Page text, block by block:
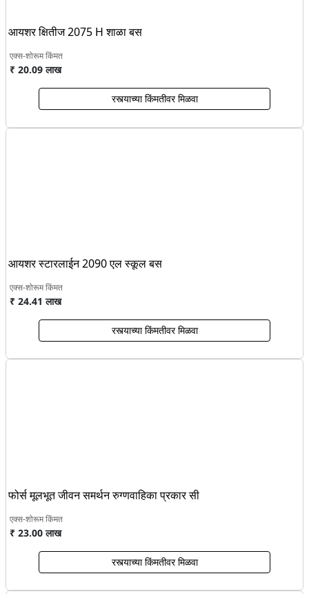
आयशर क्षितीज 2075 H शाळा बस
एक्स-शोरूम किंमत
₹ 20.09 लाख
रस्त्याच्या किंमतीवर मिळवा
आयशर स्टारलाईन 2090 एल स्कूल बस
एक्स-शोरूम किंमत
₹ 24.41 लाख
रस्त्याच्या किंमतीवर मिळवा
फोर्स मूलभूत जीवन समर्थन रुग्णवाहिका प्रकार सी
एक्स-शोरूम किंमत
₹ 23.00 लाख
रस्त्याच्या किंमतीवर मिळवा